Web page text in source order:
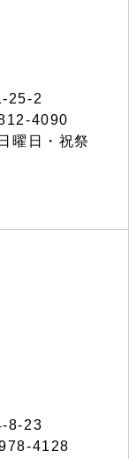
25-2
4090
曜日・祝祭
8-23
4128